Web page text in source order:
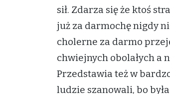
sił. Zdarza się że ktoś
już za darmochę nigdy
cholerne za darmo
chwiejnych obolałych a
Przedstawia też w
ludzie szanowali, bo